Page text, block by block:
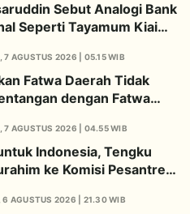
Sebut Analogi Bank
Seperti Tayamum Kiai
Dahsyat
7 AGUSTUS 2026 | 05.15 WIB
Fatwa Daerah Tidak
dengan Fatwa
7 AGUSTUS 2026 | 04.55 WIB
Indonesia, Tengku
ke Komisi Pesantren
Dakwah Ekologi
6 AGUSTUS 2026 | 21.30 WIB